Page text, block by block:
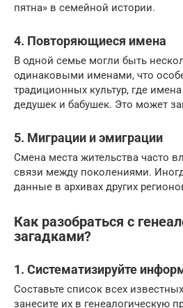
пятна» в семейной истории.
4. Повторяющиеся имена
В одной семье могли быть
одинаковыми именами, что
традиционных культур, где
дедушек и бабушек. Это может
5. Миграции и эмиграции
Смена места жительства часто
связи между поколениями.
данные в архивах других
Как разобраться с
загадками?
1. Систематизируйте
Составьте список всех
занесите их в генеалогическую